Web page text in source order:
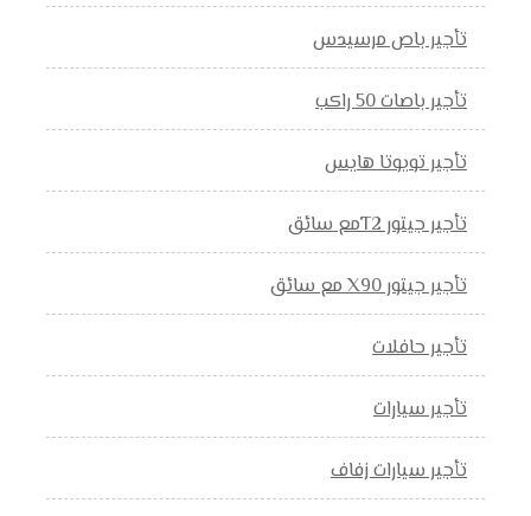
تأجير باص مرسيدس
تأجير باصات 50 راكب
تأجير تويوتا هايس
تأجير جيتور T2مع سائق
تأجير جيتور X90 مع سائق
تأجير حافلات
تأجير سيارات
تأجير سيارات زفاف